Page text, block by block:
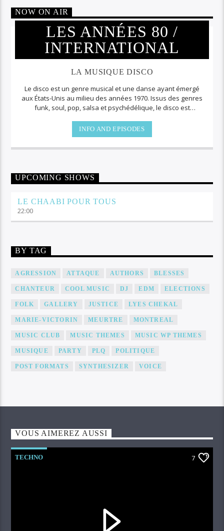
NOW ON AIR
LES ANNÉES 80 /
INTERNATIONAL
LA MUSIQUE DISCO
Le disco est un genre musical et une danse ayant émergé
aux États-Unis au milieu des années 1970. Issus des genres
funk, soul, pop, salsa et psychédélique, le disco est
revivra brièvement pendant quelque temps. Le terme
dérive du mot en français « discothèque ». Son public initial
est issu des communautés afro-américaine, latino-
années 1970. Le disco émerge en tant que réponse à la
domination de la scène rock et à la stigmatisation de la
Le genre se popularisera parmi de nombreux groupes de
INFO AND EPISODES
UPCOMING SHOWS
LE CHAABI POUR TOUS
22:00
BY TAG
AGRESSION ATTAQUE AUTHORS BLESSES
CHANTEUR COOL MUSIC DJ EDM ELECTIONS
FOLK GALLERY JUSTICE LYES CHEKAL
MARIE-VICTORIN MEURTRE MONTREAL
MUSIC CLUB MUSIC THEMES MUSIC WP THEMES
MUSIQUE PARTY PLQ POLITIQUE
POST FORMATS SYNTHESIZER VOICE
VOUS AIMEREZ AUSSI
TECHNO 7